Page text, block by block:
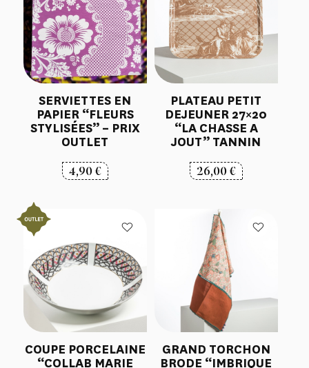
SERVIETTES EN
PAPIER “FLEURS
STYLISÉES” – PRIX
OUTLET
4,90€
PLATEAU PETIT
DEJEUNER 27×20
“LA CHASSE A
JOUT” TANNIN
26,00€
COUPE PORCELAINE
“COLLAB MARIE
GRAND TORCHON
BRODE “IMBRIQUE